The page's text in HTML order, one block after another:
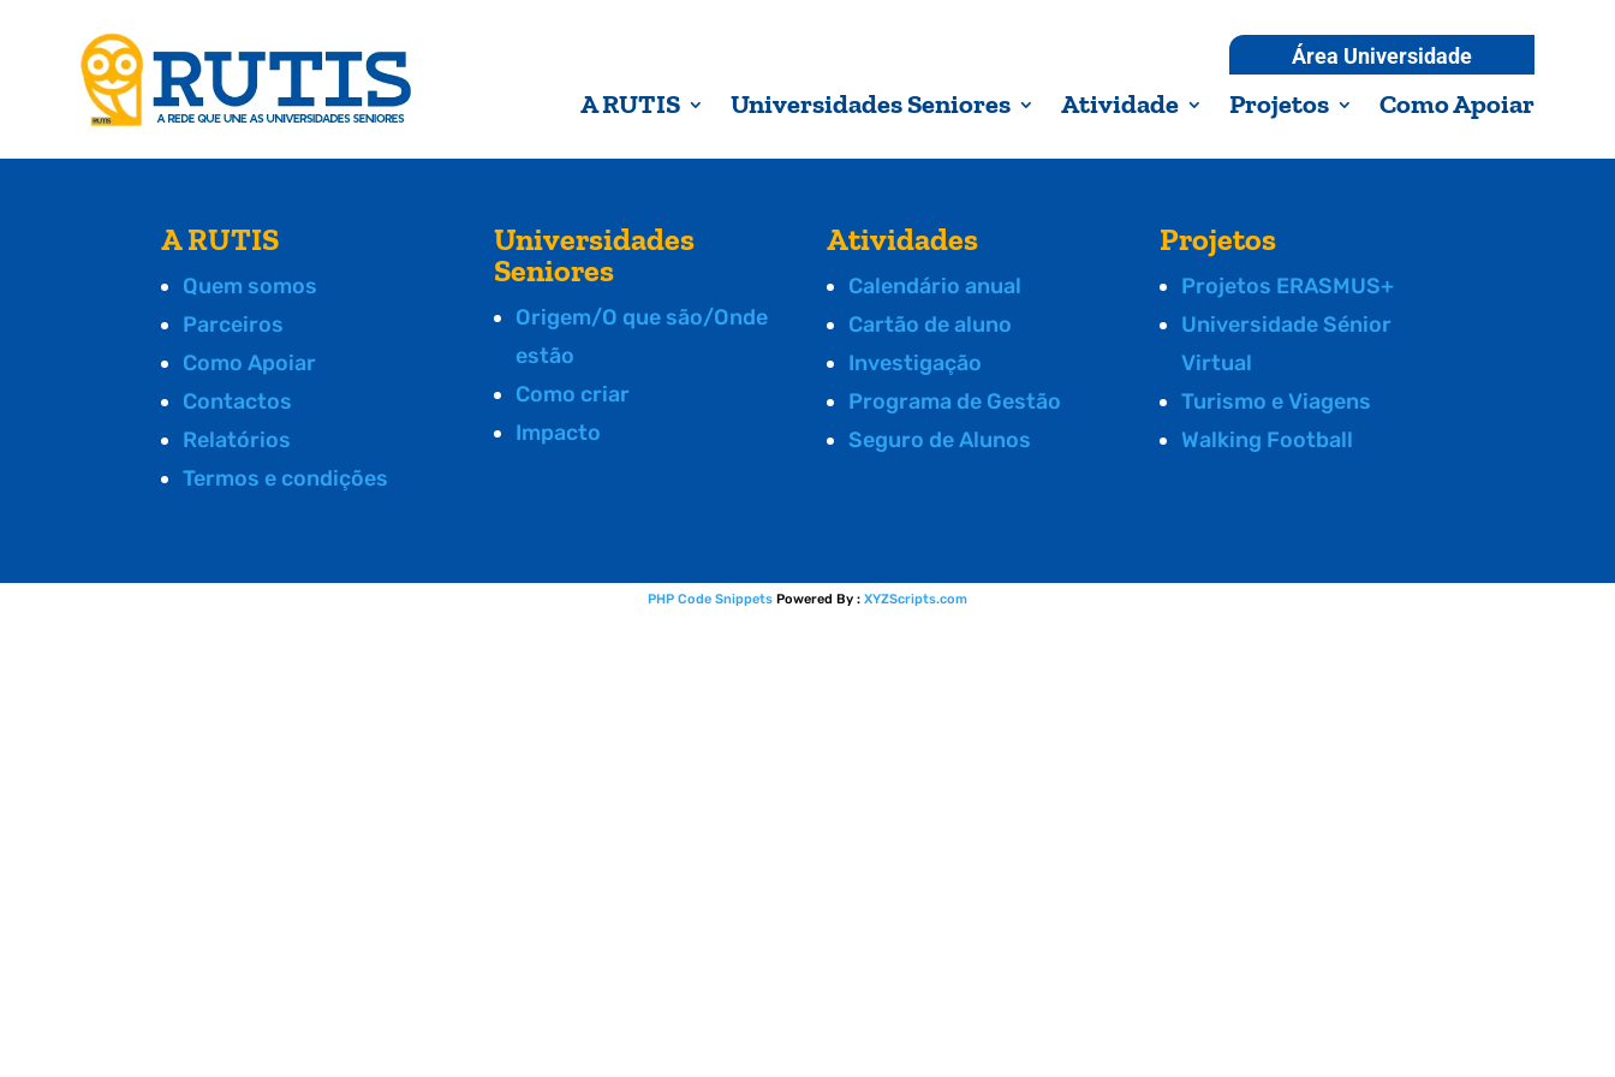
Área Universidade
A RUTIS Universidades Seniores Atividade Projetos Como Apoiar
A RUTIS
Quem somos
Parceiros
Como Apoiar
Contactos
Relatórios
Termos e condições
Universidades
Seniores
Origem/O que são/Onde
estão
Como criar
Impacto
Atividades
Calendário anual
Cartão de aluno
Investigação
Programa de Gestão
Seguro de Alunos
Projetos
Projetos ERASMUS+
Universidade Sénior
Virtual
Turismo e Viagens
Walking Football
PHP Code Snippets Powered By : XYZScripts.com